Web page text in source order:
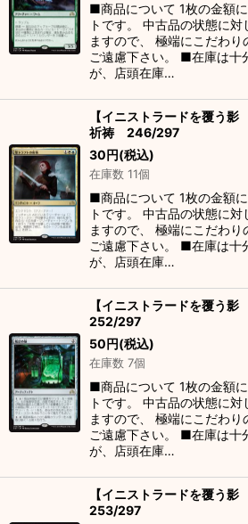
■商品について 1枚の金額
トです。 中古品の状態に
ますので、 極端にこだわ
ご遠慮下さい。 ■在庫は十
が、店頭在庫…
【イニストラードを覆う
祈祷 246/297
30円(税込)
在庫数 11個
■商品について 1枚の金額
トです。 中古品の状態に
ますので、 極端にこだわ
ご遠慮下さい。 ■在庫は十
が、店頭在庫…
【イニストラードを覆う
252/297
50円(税込)
在庫数 7個
■商品について 1枚の金額
トです。 中古品の状態に
ますので、 極端にこだわ
ご遠慮下さい。 ■在庫は十
が、店頭在庫…
【イニストラードを覆う
253/297